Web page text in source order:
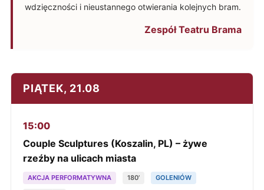
wdzięczności i nieustannego otwierania kolejnych bram.
Zespół Teatru Brama
PIĄTEK, 21.08
15:00
Couple Sculptures (Koszalin, PL) – żywe
rzeźby na ulicach miasta
AKCJA PERFORMATYWNA 180’ GOLENIÓW